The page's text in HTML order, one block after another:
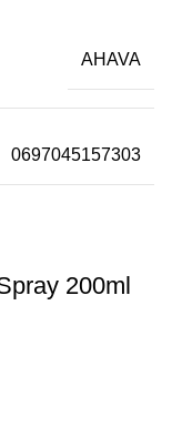
AHAVA
0697045157303
200ml